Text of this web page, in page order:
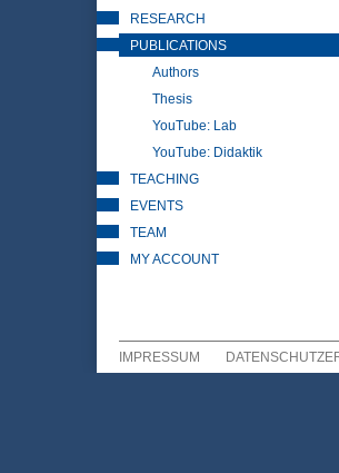
RESEARCH
PUBLICATIONS
Authors
Thesis
YouTube: Lab
YouTube: Didaktik
TEACHING
EVENTS
TEAM
MY ACCOUNT
IMPRESSUM